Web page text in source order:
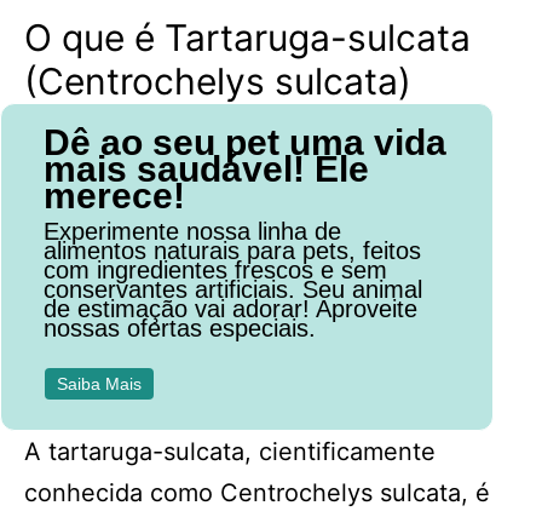
O que é Tartaruga-sulcata
(Centrochelys sulcata)
Dê ao seu pet uma vida
mais saudável! Ele
merece!
Experimente nossa linha de
alimentos naturais para pets, feitos
com ingredientes frescos e sem
conservantes artificiais. Seu animal
de estimação vai adorar! Aproveite
nossas ofertas especiais.
Saiba Mais
A tartaruga-sulcata, cientificamente
conhecida como Centrochelys sulcata, é